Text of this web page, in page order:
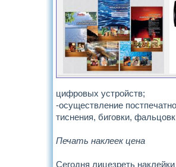
цифровых устройств;
-осуществление
тиснения, биговки,
Печать наклеек цена
Сегодня лицезреть